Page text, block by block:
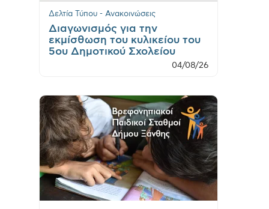
Δελτία Τύπου - Ανακοινώσεις
Διαγωνισμός για την
εκμίσθωση του κυλικείου του
5ου Δημοτικού Σχολείου
04/08/26